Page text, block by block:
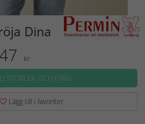
Dina
kr
STORLEK OCH FÄRG
Lägg till i favoriter